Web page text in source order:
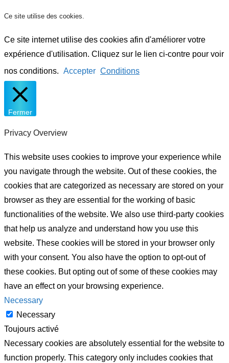
Ce site utilise des cookies.
Ce site internet utilise des cookies afin d'améliorer votre
expérience d'utilisation. Cliquez sur le lien ci-contre pour voir
nos conditions. Accepter Conditions
Fermer
Privacy Overview
This website uses cookies to improve your experience while
you navigate through the website. Out of these cookies, the
cookies that are categorized as necessary are stored on your
browser as they are essential for the working of basic
functionalities of the website. We also use third-party cookies
that help us analyze and understand how you use this
website. These cookies will be stored in your browser only
with your consent. You also have the option to opt-out of
these cookies. But opting out of some of these cookies may
have an effect on your browsing experience.
Necessary
Necessary
Toujours activé
Necessary cookies are absolutely essential for the website to
function properly. This category only includes cookies that